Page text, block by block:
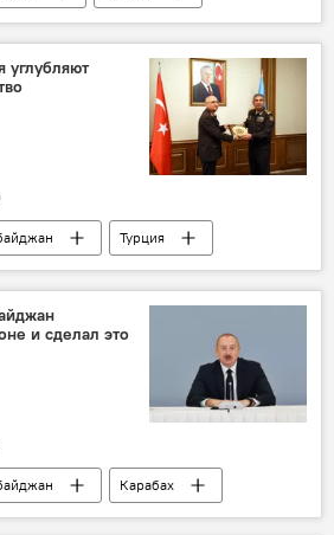
УЕФА
Наказание
штраф
футболу
углубляют
Турция
Закир Гасанов
и сделал это
Карабах
форум